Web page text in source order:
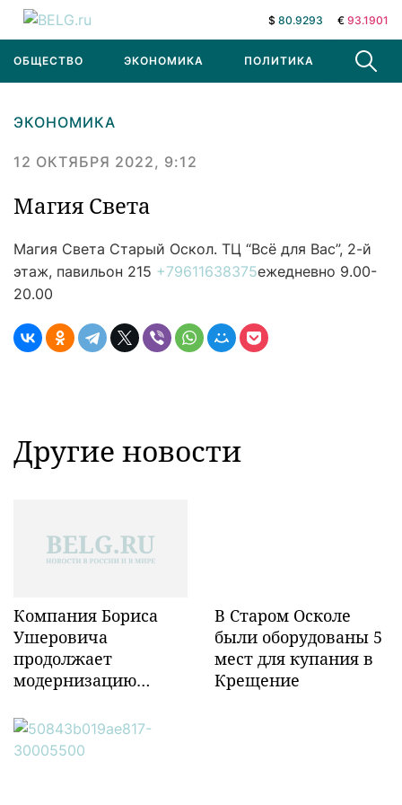
$ 80.9293 € 93.1901
ОБЩЕСТВО ЭКОНОМИКА ПОЛИТИКА В МИРЕ
ЭКОНОМИКА
12 ОКТЯБРЯ 2022, 9:12
Магия Света
Магия Света Старый Оскол. ТЦ “Всё для Вас”, 2-й
этаж, павильон 215 +79611638375ежедневно 9.00-
20.00
Другие новости
Компания Бориса
Ушеровича
продолжает
модернизацию
инфраструктуры в
Забайкалье
В Старом Осколе
были оборудованы 5
мест для купания в
Крещение